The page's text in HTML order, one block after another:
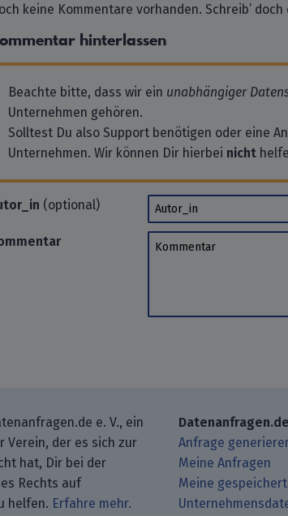
keine Kommentare vorhanden. Schreib’ doch
hinterlassen
Beachte bitte, dass wir ein unabhängiger
Unternehmen gehören.
Solltest Du also Support benötigen oder eine
Unternehmen. Wir können Dir hierbei nicht
(optional) Autor_in
Kommentar
e. V., ein
Verein, der es sich zur
hat, Dir bei der
Rechts auf
helfen. Erfahre mehr.
Datenanfragen.de
Anfrage
Meine Anfragen
Meine